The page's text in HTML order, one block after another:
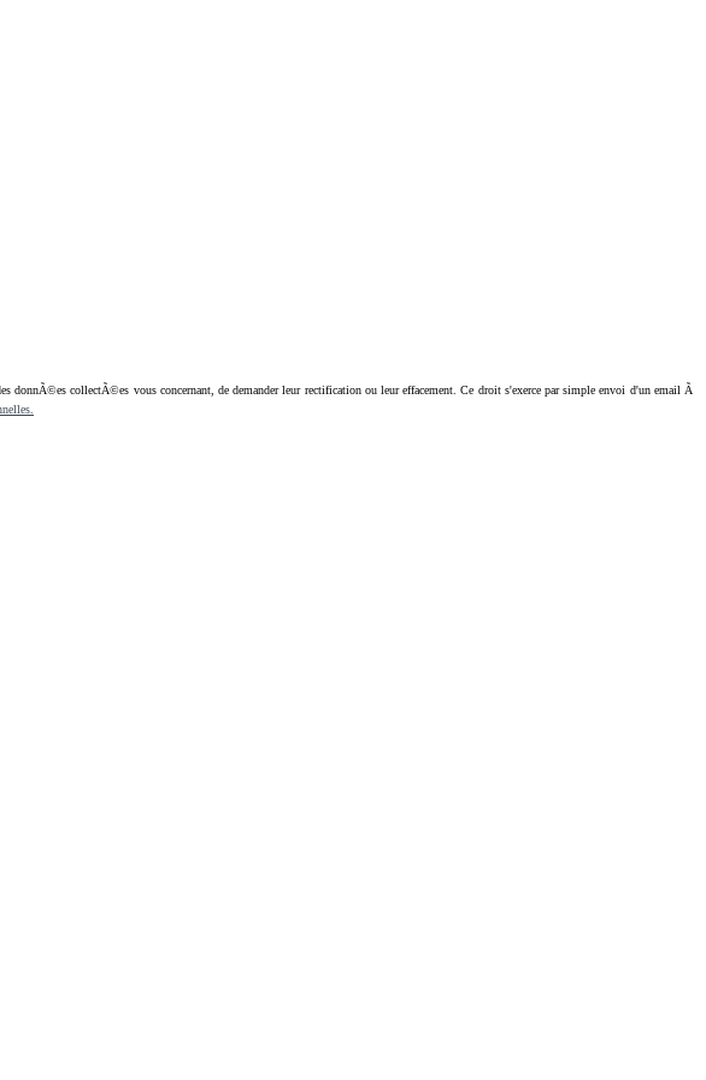
collectÃ©es vous concernant, de demander leur rectification ou leur effacement. Ce droit s'exerce par simple envoi d'un email Ã